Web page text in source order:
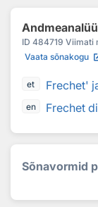
ID 484719 Viimati
Vaata sõnakogu
et Frechet'
en Frechet
Sõnavormid